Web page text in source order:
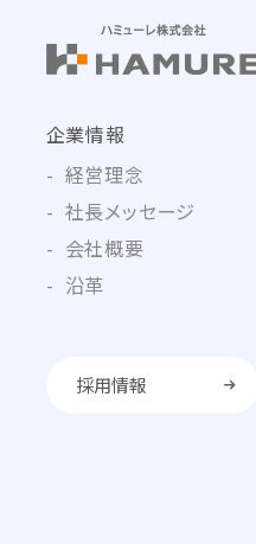
企業情報
経営理念
社長メッセージ
会社概要
沿革
採用情報